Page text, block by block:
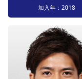
加入年： 2018